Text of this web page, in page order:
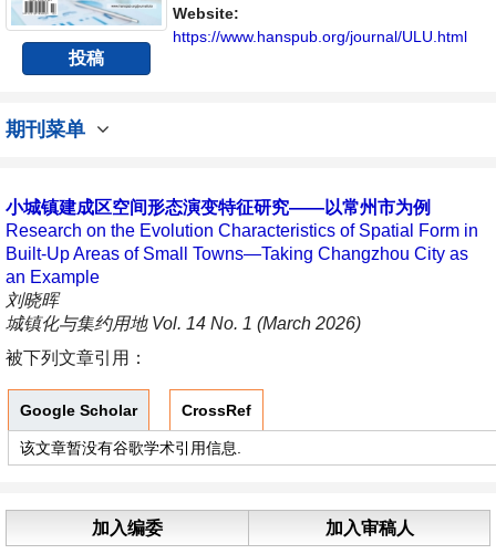
投稿
者、科研人员提供一个传播、分享和讨论城镇
化与集约用地学领域内不同方向问题与发展的
Website:
https://www.hanspub.org/journal/ULU.html
期刊菜单
小城镇建成区空间形态演变特征研究——以常州市为例
Research on the Evolution Characteristics of Spatial Form in
Built-Up Areas of Small Towns—Taking Changzhou City as
an Example
刘晓晖
城镇化与集约用地 Vol. 14 No. 1 (March 2026)
被下列文章引用：
Google Scholar CrossRef
该文章暂没有谷歌学术引用信息.
加入编委 加入审稿人